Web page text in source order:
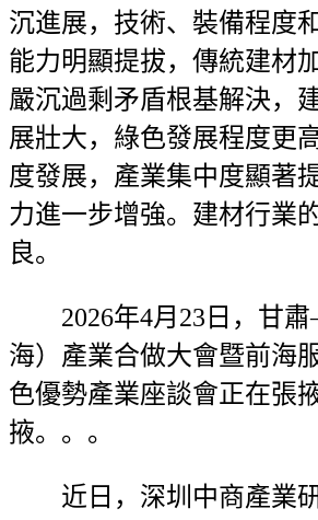
沉進展，技術、裝備程度
能力明顯提拔，傳統建材
嚴沉過剩矛盾根基解決，
展壯大，綠色發展程度更
度發展，產業集中度顯著
力進一步增強。建材行業
良。
2026年4月23日，甘肅
海）產業合做大會暨前海
色優勢產業座談會正在張
掖。。。
近日，深圳中商產業研